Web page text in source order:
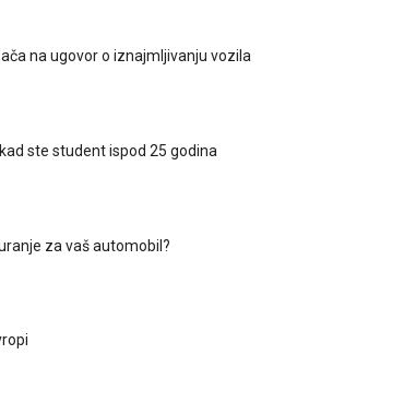
na ugovor o iznajmljivanju vozila
ste student ispod 25 godina
za vaš automobil?